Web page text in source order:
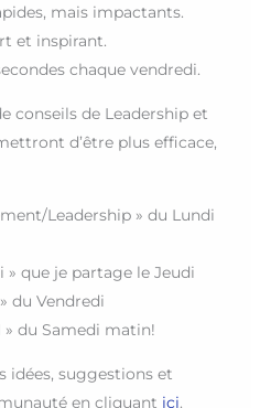
mais impactants.
et inspirant.
chaque vendredi.
conseils de Leadership et
d’être plus efficace,
Leadership » du Lundi
que je partage le Jeudi
du Vendredi
» du Samedi matin!
idées, suggestions et
en cliquant ici.